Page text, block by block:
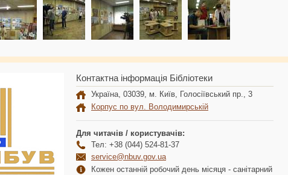
Контактна інформація Бібліотеки
Україна, 03039, м. Київ, Голосіївський пр., 3
Корпус по вул. Володимирській
Для читачів / користувачів:
Тел: +38 (044) 524-81-37
service@nbuv.gov.ua
Кожен останній робочий день місяця - санітарний